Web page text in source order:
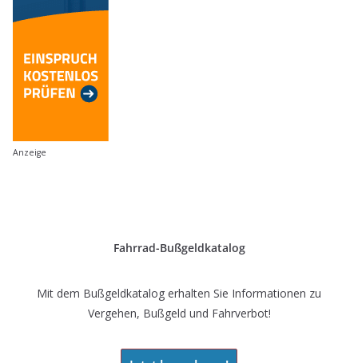
Anzeige
Fahrrad-Bußgeldkatalog
Mit dem Bußgeldkatalog erhalten Sie Informationen zu
Vergehen, Bußgeld und Fahrverbot!